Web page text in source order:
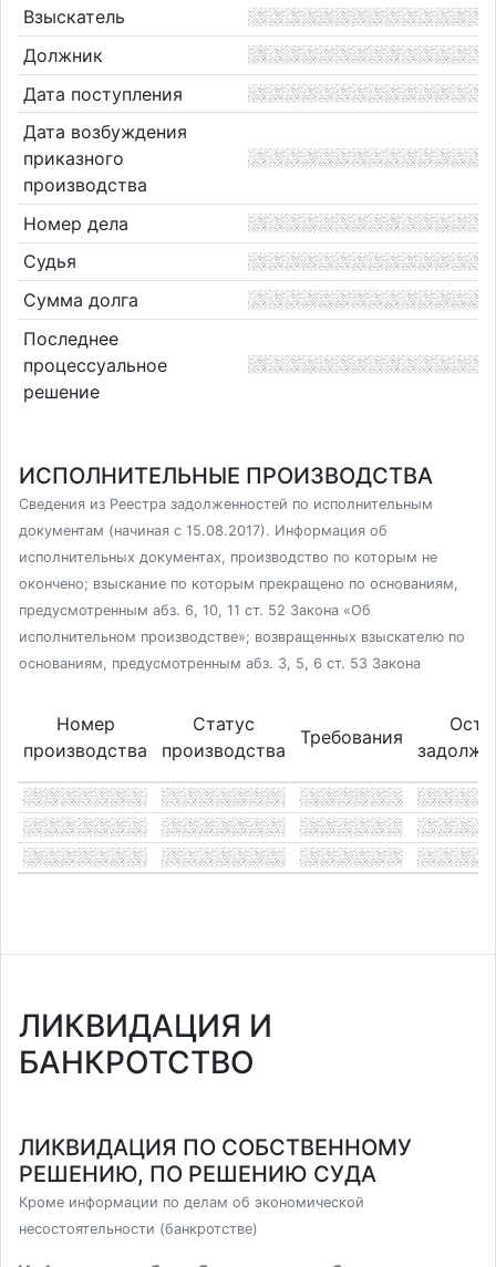
Взыскатель
Должник
Дата поступления
Дата возбуждения
приказного
производства
Номер дела
Судья
Сумма долга
Последнее
процессуальное
решение
ИСПОЛНИТЕЛЬНЫЕ ПРОИЗВОДСТВА
Сведения из Реестра задолженностей по исполнительным
документам (начиная с 15.08.2017). Информация об
исполнительных документах, производство по которым не
окончено; взыскание по которым прекращено по основаниям,
предусмотренным абз. 6, 10, 11 ст. 52 Закона «Об
исполнительном производстве»; возвращенных взыскателю по
основаниям, предусмотренным абз. 3, 5, 6 ст. 53 Закона
Номер
производства
Статус
производства
Требования
ЛИКВИДАЦИЯ И
БАНКРОТСТВО
ЛИКВИДАЦИЯ ПО СОБСТВЕННОМУ
РЕШЕНИЮ, ПО РЕШЕНИЮ СУДА
Кроме информации по делам об экономической
несостоятельности (банкротстве)